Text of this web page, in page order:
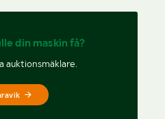
din maskin få?
auktionsmäklare.